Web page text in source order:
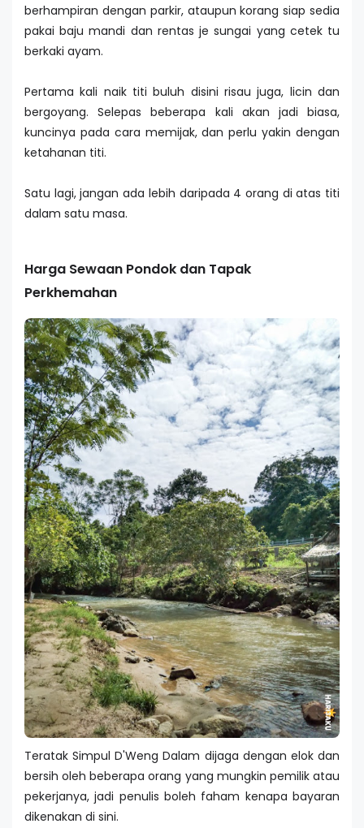
berhampiran dengan parkir, ataupun korang siap sedia
pakai baju mandi dan rentas je sungai yang cetek tu
berkaki ayam.
Pertama kali naik titi buluh disini risau juga, licin dan
bergoyang. Selepas beberapa kali akan jadi biasa,
kuncinya pada cara memijak, dan perlu yakin dengan
ketahanan titi.
Satu lagi, jangan ada lebih daripada 4 orang di atas titi
dalam satu masa.
Harga Sewaan Pondok dan Tapak
Perkhemahan
Teratak Simpul D'Weng Dalam dijaga dengan elok dan
bersih oleh beberapa orang yang mungkin pemilik atau
pekerjanya, jadi penulis boleh faham kenapa bayaran
dikenakan di sini.